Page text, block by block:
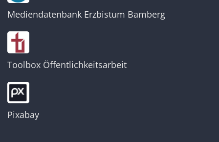
Mediendatenbank Erzbistum Bamberg
Toolbox Öffentlichkeitsarbeit
Pixabay